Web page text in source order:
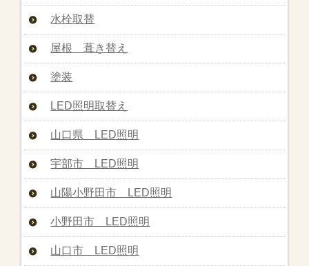
水栓取替
屋根 葺き替え
塗装
LED照明取替え
山口県 LED照明
宇部市 LED照明
山陽小野田市 LED照明
小野田市 LED照明
山口市 LED照明